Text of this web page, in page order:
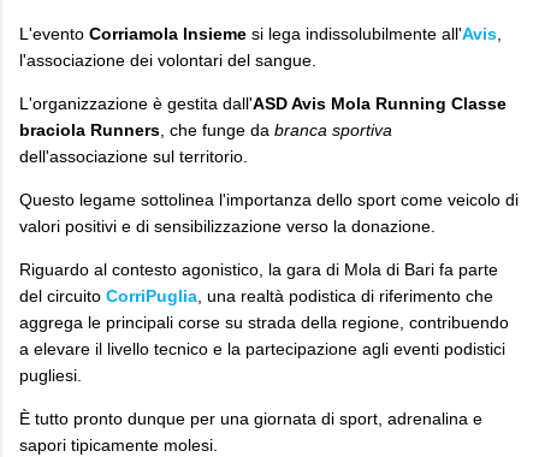
​L'evento Corriamola Insieme si lega indissolubilmente all'Avis
l'associazione dei volontari del sangue.
L'organizzazione è gestita dall'ASD Avis Mola Running Classe
braciola Runners , che funge da branca sportiva
dell'associazione sul territorio.
Questo legame sottolinea l'importanza dello sport come veicolo di
valori positivi e di sensibilizzazione verso la donazione.
​Riguardo al contesto agonistico, la gara di Mola di Bari fa parte
del circuito CorriPuglia , una realtà podistica di riferimento che
aggrega le principali corse su strada della regione, contribuendo
a elevare il livello tecnico e la partecipazione agli eventi podistici
pugliesi.
​È tutto pronto dunque per una giornata di sport, adrenalina e
sapori tipicamente molesi.